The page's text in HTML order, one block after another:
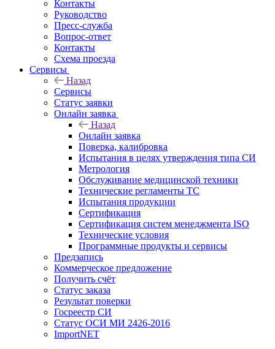
Контакты
Руководство
Пресс-служба
Вопрос-ответ
Контакты
Схема проезда
Сервисы
Назад
Сервисы
Статус заявки
Онлайн заявка
Назад
Онлайн заявка
Поверка, калибровка
Испытания в целях утверждения типа СИ
Метрология
Обслуживание медицинской техники
Технические регламенты ТС
Испытания продукции
Сертификация
Сертификация систем менеджмента ISO
Технические условия
Программные продукты и сервисы
Предзапись
Коммерческое предложение
Получить счёт
Статус заказа
Результат поверки
Госреестр СИ
Статус ОСИ МИ 2426-2016
ImportNET